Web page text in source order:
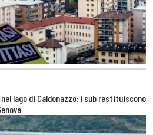
lago di Caldonazzo: i sub restituiscono